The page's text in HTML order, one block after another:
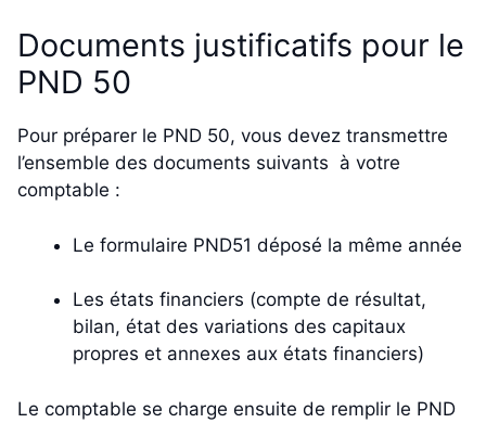
Documents justificatifs pour le
PND 50
Pour préparer le PND 50, vous devez transmettre
l’ensemble des documents suivants à votre
comptable :
Le formulaire PND51 déposé la même année
Les états financiers (compte de résultat,
bilan, état des variations des capitaux
propres et annexes aux états financiers)
Le comptable se charge ensuite de remplir le PND